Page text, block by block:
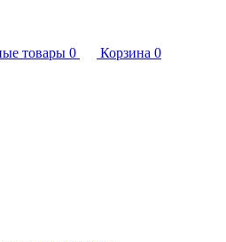
товары 0 Корзина 0